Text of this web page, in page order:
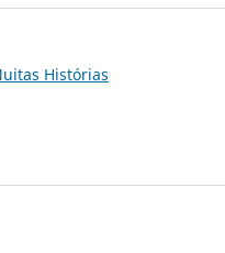
Histórias